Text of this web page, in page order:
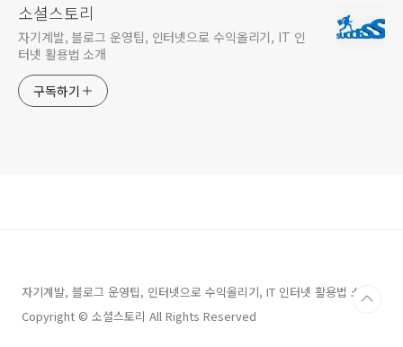
소셜스토리
자기계발, 블로그 운영팁, 인터넷으로 수익올리기, IT 인
터넷 활용법 소개
구독하기
자기계발, 블로그 운영팁, 인터넷으로 수익올리기, IT 인터넷 활용법 소개
Copyright © 소셜스토리 All Rights Reserved